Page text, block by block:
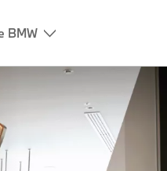
BMW